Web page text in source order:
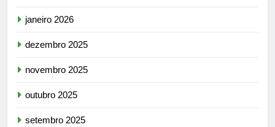
janeiro 2026
dezembro 2025
novembro 2025
outubro 2025
setembro 2025